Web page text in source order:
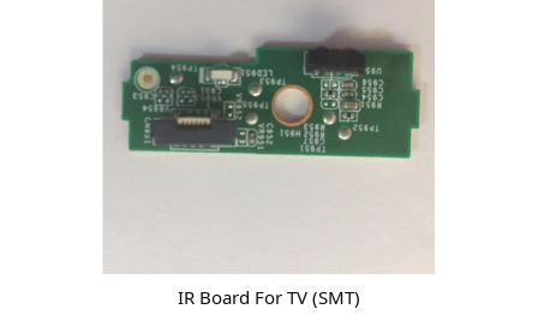
IR Board For TV (SMT)